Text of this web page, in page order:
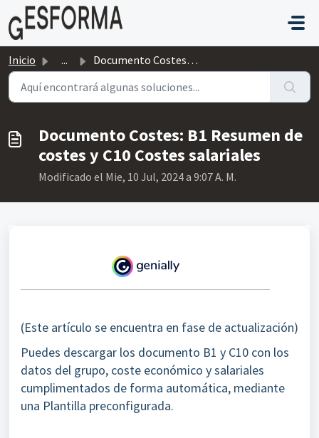
Saltar al contenido principal
Inicio ... Documento Costes: B1 Resumen de costes y C10 Costes sala...
Documento Costes: B1 Resumen de
costes y C10 Costes salariales
Modificado el Mie, 10 Jul, 2024 a 9:07 A. M.
(Este artículo se encuentra en fase de actualización)
Puedes descargar los documento B1 y C10 con los
datos del grupo, coste económico y salariales
cumplimentados de forma automática, mediante
una Plantilla preconfigurada.